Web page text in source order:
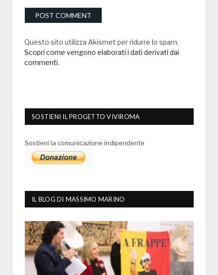
Questo sito utilizza Akismet per ridurre lo spam.
Scopri come vengono elaborati i dati derivati dai
commenti.
SOSTIENI IL PROGETTO VIVIROMA
Sostieni la comunicazione indipendente
IL BLOG DI MASSIMO MARINO